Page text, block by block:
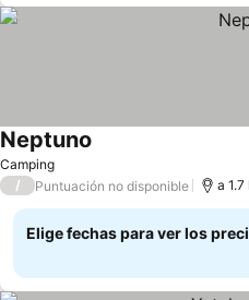
Camping
Neptuno
/ Puntuación no disponible a
Elige fechas para ver los